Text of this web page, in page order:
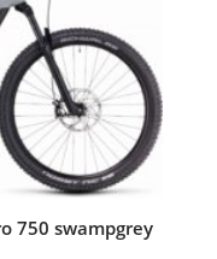
750 swampgrey